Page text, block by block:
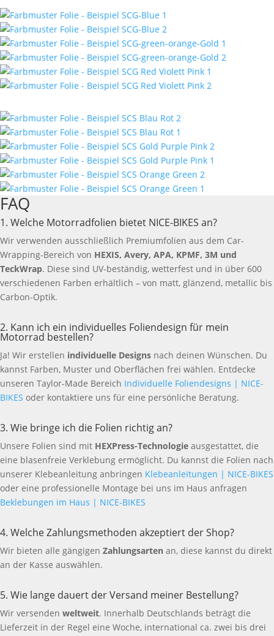
FAQ
1. Welche Motorradfolien bietet NICE-BIKES an?
Wir verwenden ausschließlich Premiumfolien aus dem Car-
Wrapping-Bereich von HEXIS, Avery, APA, KPMF, 3M und
TeckWrap. Diese sind UV-beständig, wetterfest und in über 600
verschiedenen Farben erhältlich – von matt, glänzend, metallic bis
Carbon-Optik.
2. Kann ich ein individuelles Foliendesign für mein
Motorrad bestellen?
Ja! Wir erstellen individuelle Designs nach deinen Wünschen. Du
kannst Farben, Muster und Oberflächen frei wählen. Entdecke
unseren Taylor-Made Bereich Individuelle Foliendesigns | NICE-
BIKES oder kontaktiere uns für eine persönliche Beratung.
3. Wie bringe ich die Folien richtig an?
Unsere Folien sind mit HEXPress-Technologie ausgestattet, die
eine blasenfreie Verklebung ermöglicht. Du kannst die Folien nach
unserer Klebeanleitung anbringen Klebeanleitungen | NICE-BIKES
oder eine professionelle Montage bei uns im Haus anfragen
Beklebungen im Haus | NICE-BIKES
4. Welche Zahlungsmethoden akzeptiert der Shop?
Wir bieten alle gängigen Zahlungsarten an, diese kannst du direkt
an der Kasse auswählen.
5. Wie lange dauert der Versand meiner Bestellung?
Wir versenden weltweit. Innerhalb Deutschlands beträgt die
Lieferzeit in der Regel eine Woche, international ca. zwei bis drei